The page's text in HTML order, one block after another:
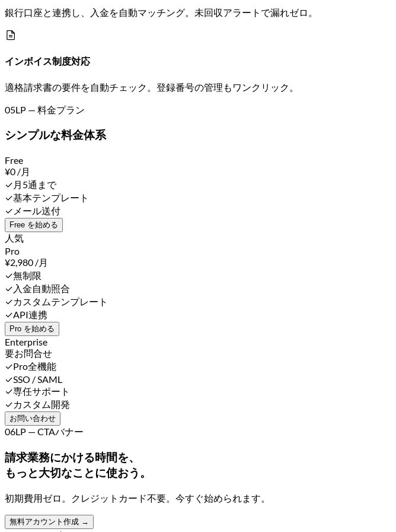
銀行口座と連携し、入金を自動マッチング。未回収アラートで漏れゼロ。
インボイス制度対応
適格請求書の要件を自動チェック。登録番号の管理もワンクリック。
05LP — 料金プラン
シンプルな料金体系
Free
¥0 /月
✓ 月5通まで
✓基本テンプレート
✓ メール送付
Free を始める
人気
Pro
¥2,980 /月
✓無制限
✓ 入金自動照合
✓カスタムテンプレート
✓API連携
Pro を始める
Enterprise
要お問合せ
✓Pro全機能
✓SSO / SAML
✓専任サポート
✓カスタム開発
お問い合わせ
06LP — CTAバナー
請求業務にかける時間を、
もっと大切なことに使おう。
初期費用ゼロ。クレジットカード不要。今すぐ始められます。
無料アカウント作成 →